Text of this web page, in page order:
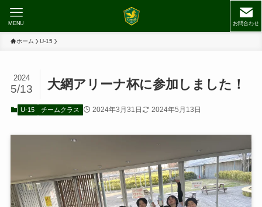
お問合わせ
MENU
ホーム U-15
大網アリーナ杯に参加しました！
2024
5/13
U-15 チームクラス 2024年3月31日 2024年5月13日